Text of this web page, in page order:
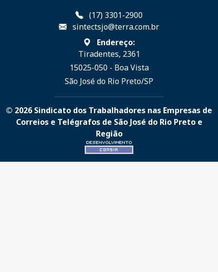
(17) 3301-2900
sintectsjo@terra.com.br
Endereço:
Tiradentes, 2361
15025-050 - Boa Vista
São José do Rio Preto/SP
© 2026 Sindicato dos Trabalhadores nas Empresas de
Correios e Telégrafos de São José do Rio Preto e
Região